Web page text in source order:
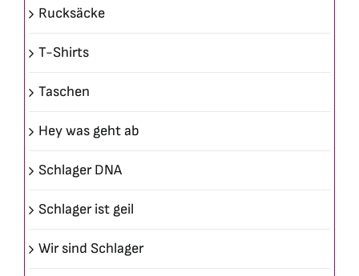
Rucksäcke
T-Shirts
Taschen
Hey was geht ab
Schlager DNA
Schlager ist geil
Wir sind Schlager